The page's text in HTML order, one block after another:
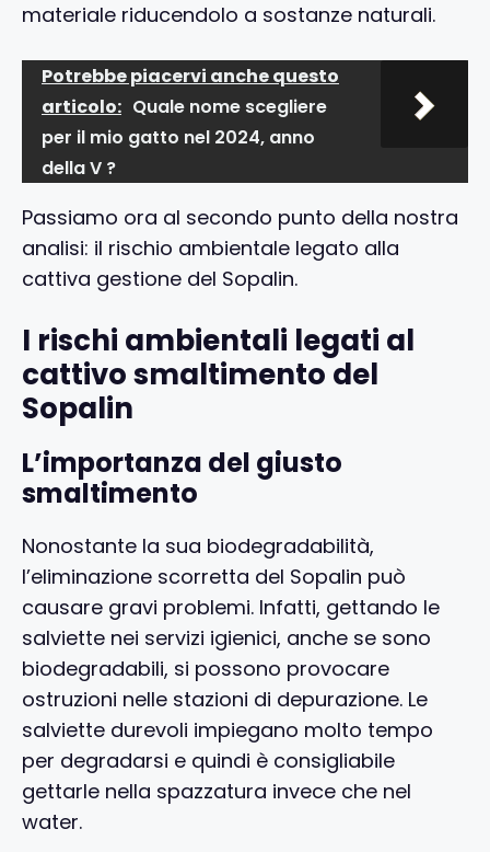
materiale riducendolo a sostanze naturali.
Potrebbe piacervi anche questo
articolo: Quale nome scegliere
per il mio gatto nel 2024, anno
della V ?
Passiamo ora al secondo punto della nostra
analisi: il rischio ambientale legato alla
cattiva gestione del Sopalin.
I rischi ambientali legati al
cattivo smaltimento del
Sopalin
L’importanza del giusto
smaltimento
Nonostante la sua biodegradabilità,
l’eliminazione scorretta del Sopalin può
causare gravi problemi. Infatti, gettando le
salviette nei servizi igienici, anche se sono
biodegradabili, si possono provocare
ostruzioni nelle stazioni di depurazione. Le
salviette durevoli impiegano molto tempo
per degradarsi e quindi è consigliabile
gettarle nella spazzatura invece che nel
water.